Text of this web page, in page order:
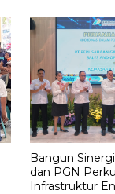
Bangun
dan PGN
Infrastruktur